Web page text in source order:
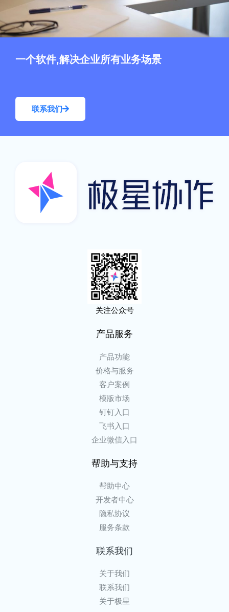
一个软件,解决企业所有业务场景
联系我们
关注公众号
产品服务
产品功能
价格与服务
客户案例
模版市场
钉钉入口
飞书入口
企业微信入口
帮助与支持
帮助中心
开发者中心
隐私协议
服务条款
联系我们
关于我们
联系我们
关于极星